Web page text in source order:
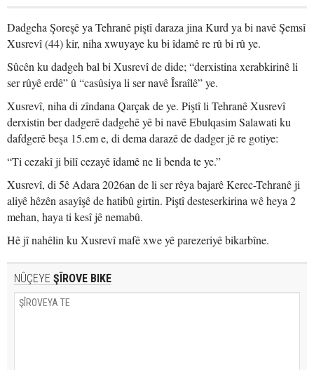
Dadgeha Şoreşê ya Tehranê piştî daraza jina Kurd ya bi navê Şemsî
Xusrevî (44) kir, niha xwuyaye ku bi îdamê re rû bi rû ye.
Sûcên ku dadgeh bal bi Xusrevî de dide; “derxistina xerabkirinê li
ser rûyê erdê” û “casûsiya li ser navê Îsraîlê” ye.
Xusrevî, niha di zîndana Qarçak de ye. Piştî li Tehranê Xusrevî
derxistin ber dadgerê dadgehê yê bi navê Ebulqasim Salawati ku
dafdgerê beşa 15.em e, di dema darazê de dadger jê re gotiye:
“Ti cezakî ji bilî cezayê îdamê ne li benda te ye.”
Xusrevî, di 5ê Adara 2026an de li ser rêya bajarê Kerec-Tehranê ji
aliyê hêzên asayîşê de hatibû girtin. Piştî desteserkirina wê heya 2
mehan, haya ti kesî jê nemabû.
Hê jî nahêlin ku Xusrevî mafê xwe yê parezeriyê bikarbîne.
NÛÇEYE ŞÎROVE BIKE